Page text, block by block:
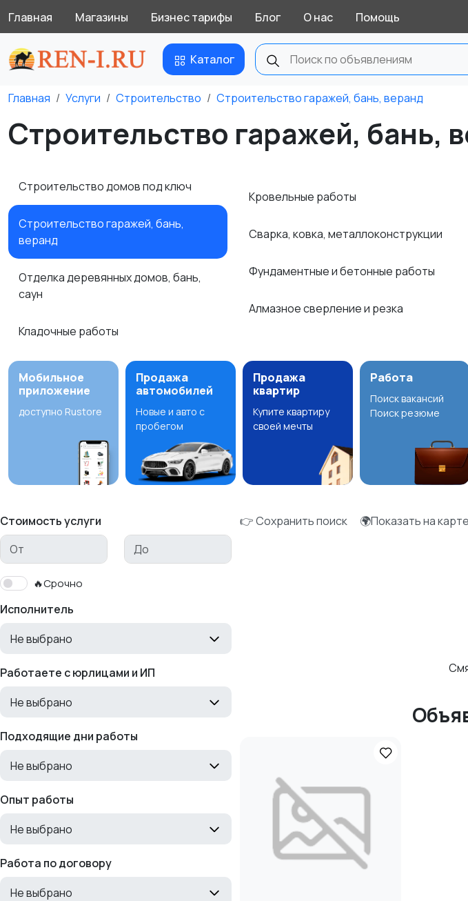
Главная Магазины Бизнес тарифы Блог О нас Помощь
Каталог
Главная Услуги Строительство Строительство гаражей, бань, веранд
Строительство гаражей, бань,
Строительство домов под ключ
Строительство гаражей, бань,
веранд
Отделка деревянных домов, бань,
саун
Кладочные работы
Кровельные работы
Сварка, ковка, металлоконструкции
Фундаментные и бетонные работы
Алмазное сверление и резка
Мобильное
приложение
доступно Rustore
Продажа
автомобилей
Новые и авто с
пробегом
Продажа
квартир
Купите квартиру
своей мечты
Работа
Поиск вакансий
Поиск резюме
Стоимость услуги
🔥Срочно
Исполнитель
Не выбрано
Работаете с юрлицами и ИП
Не выбрано
Подходящие дни работы
Не выбрано
Опыт работы
Не выбрано
Работа по договору
Не выбрано
👉 Сохранить поиск 🌍Показать на карте